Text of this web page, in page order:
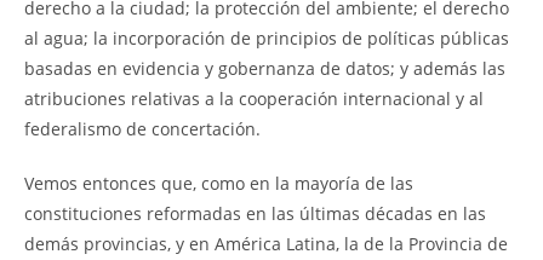
derecho a la ciudad; la protección del ambiente; el derecho
al agua; la incorporación de principios de políticas públicas
basadas en evidencia y gobernanza de datos; y además las
atribuciones relativas a la cooperación internacional y al
federalismo de concertación.
Vemos entonces que, como en la mayoría de las
constituciones reformadas en las últimas décadas en las
demás provincias, y en América Latina, la de la Provincia de